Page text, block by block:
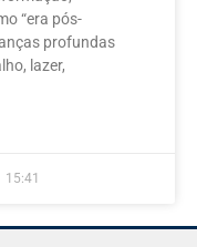
“era pós-
profundas
lazer,
15:41